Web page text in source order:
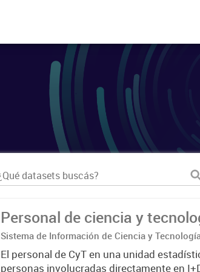
Personal de ciencia y
Sistema de Información de Ciencia y
El personal de CyT en una unidad
personas involucradas directamente en